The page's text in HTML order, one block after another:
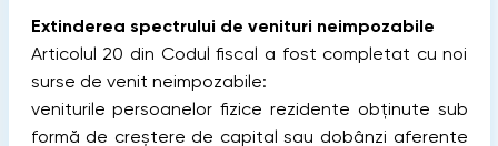
Extinderea spectrului de venituri neimpozabile
Articolul 20 din Codul fiscal a fost completat cu noi
surse de venit neimpozabile:
veniturile persoanelor fizice rezidente obținute sub
formă de creștere de capital sau dobânzi aferente